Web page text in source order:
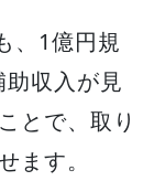
、1億円規
収入が見
とで、取り
ます。